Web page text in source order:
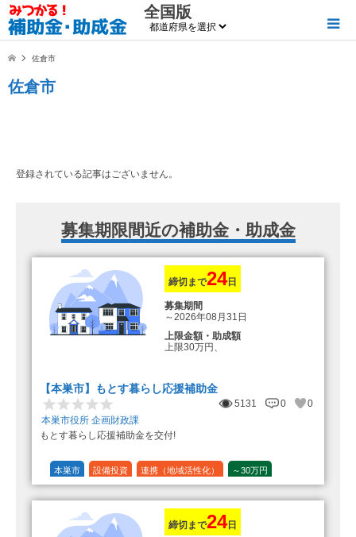
全国版
佐倉市
佐倉市
登録されている記事はございません。
募集期限間近の補助金・助成金
締切まで24日
募集期間
～2026年08月31日
上限金額・助成額
上限30万円、
【本巣市】もとす暮らし応援補助金
5131 0
0
本巣市役所 企画財政課
もとす暮らし応援補助金を交付!
本巣市 設備投資 連携（地域活性化） ～30万円
締切まで24日